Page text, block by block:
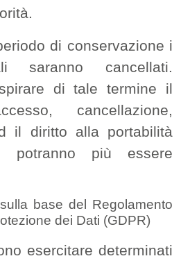
di conservazione i
saranno cancellati.
di tale termine il
cancellazione,
il diritto alla portabilità
più essere
base del Regolamento
dei Dati (GDPR)
esercitare determinati